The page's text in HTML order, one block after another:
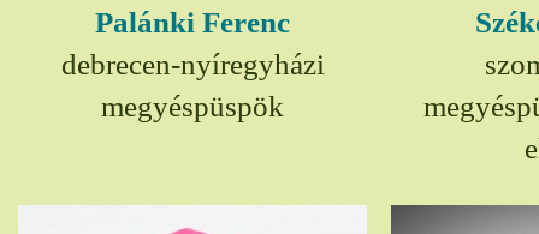
Palánki Ferenc
debrecen-nyíregyházi
megyéspüspök